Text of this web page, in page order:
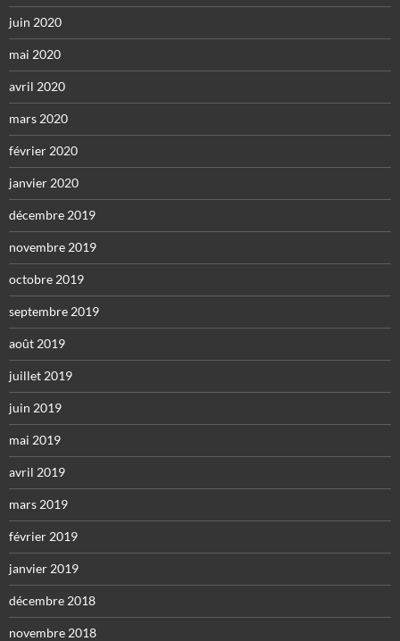
juin 2020
mai 2020
avril 2020
mars 2020
février 2020
janvier 2020
décembre 2019
novembre 2019
octobre 2019
septembre 2019
août 2019
juillet 2019
juin 2019
mai 2019
avril 2019
mars 2019
février 2019
janvier 2019
décembre 2018
novembre 2018